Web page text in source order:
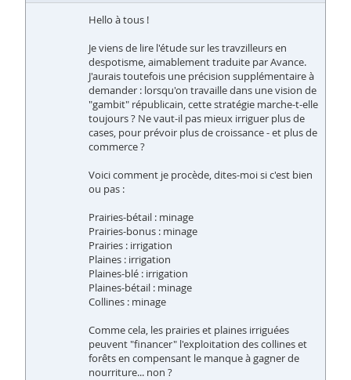
Hello à tous !
Je viens de lire l'étude sur les travzilleurs en
despotisme, aimablement traduite par Avance.
J'aurais toutefois une précision supplémentaire à
demander : lorsqu'on travaille dans une vision de
"gambit" républicain, cette stratégie marche-t-elle
toujours ? Ne vaut-il pas mieux irriguer plus de
cases, pour prévoir plus de croissance - et plus de
commerce ?
Voici comment je procède, dites-moi si c'est bien
ou pas :
Prairies-bétail : minage
Prairies-bonus : minage
Prairies : irrigation
Plaines : irrigation
Plaines-blé : irrigation
Plaines-bétail : minage
Collines : minage
Comme cela, les prairies et plaines irriguées
peuvent "financer" l'exploitation des collines et
forêts en compensant le manque à gagner de
nourriture... non ?